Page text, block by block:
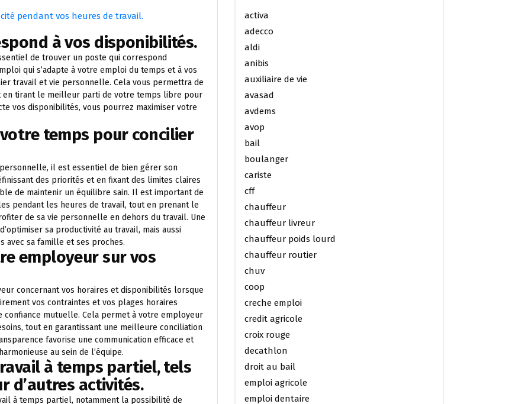
pendant vos heures de travail.
à vos disponibilités.
de trouver un poste qui correspond
qui s’adapte à votre emploi du temps et à vos
travail et vie personnelle. Cela vous permettra de
tirant le meilleur parti de votre temps libre pour
vos disponibilités, vous pourrez maximiser votre
temps pour concilier
il est essentiel de bien gérer son
des priorités et en fixant des limites claires
de maintenir un équilibre sain. Il est important de
pendant les heures de travail, tout en prenant le
de sa vie personnelle en dehors du travail. Une
sa productivité au travail, mais aussi
avec sa famille et ses proches.
employeur sur vos
concernant vos horaires et disponibilités lorsque
vos contraintes et vos plages horaires
mutuelle. Cela permet à votre employeur
tout en garantissant une meilleure conciliation
favorise une communication efficace et
au sein de l’équipe.
à temps partiel, tels
d’autres activités.
à temps partiel, notamment la possibilité de
activa
adecco
aldi
anibis
auxiliaire de vie
avasad
avdems
avop
bail
boulanger
cariste
cff
chauffeur
chauffeur livreur
chauffeur poids lourd
chauffeur routier
chuv
coop
creche emploi
credit agricole
croix rouge
decathlon
droit au bail
emploi agricole
emploi dentaire